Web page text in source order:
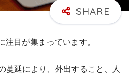
注目が集まっています。
蔓延により、外出すること、人